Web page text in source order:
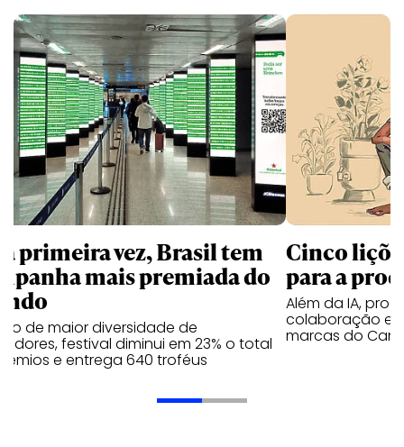
primeira vez, Brasil tem
mais premiada do
de maior diversidade de
festival diminui em 23% o total
e entrega 640 troféus
Cinco
para a
Além da IA,
colaboração e
marcas do